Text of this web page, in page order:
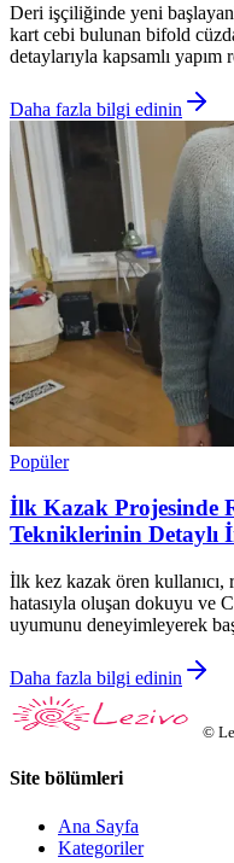
Deri işçiliğinde yeni
kart cebi bulunan bifold
detaylarıyla kapsamlı yapım
Daha fazla bilgi edinin
Popüler
İlk Kazak Projesinde
Tekniklerinin Detaylı
İlk kez kazak ören
hatasıyla oluşan dokuyu ve
uyumunu deneyimleyerek
Daha fazla bilgi edinin
©
Site bölümleri
Ana Sayfa
Kategoriler